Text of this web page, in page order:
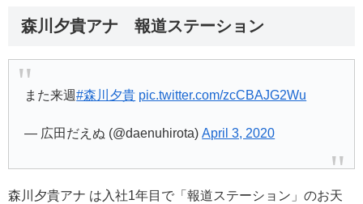
森川夕貴アナ 報道ステーション
また来週#森川夕貴 pic.twitter.com/zcCBAJG2Wu
— 広田だえぬ (@daenuhirota)April 3, 2020
森川夕貴アナ は入社1年目で「報道ステーション」のお天